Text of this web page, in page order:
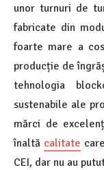
unor turnuri de
fabricate din
foarte mare a
producție de
tehnologia
sustenabile ale
mărci de
înaltă calitate
CEI, dar nu au